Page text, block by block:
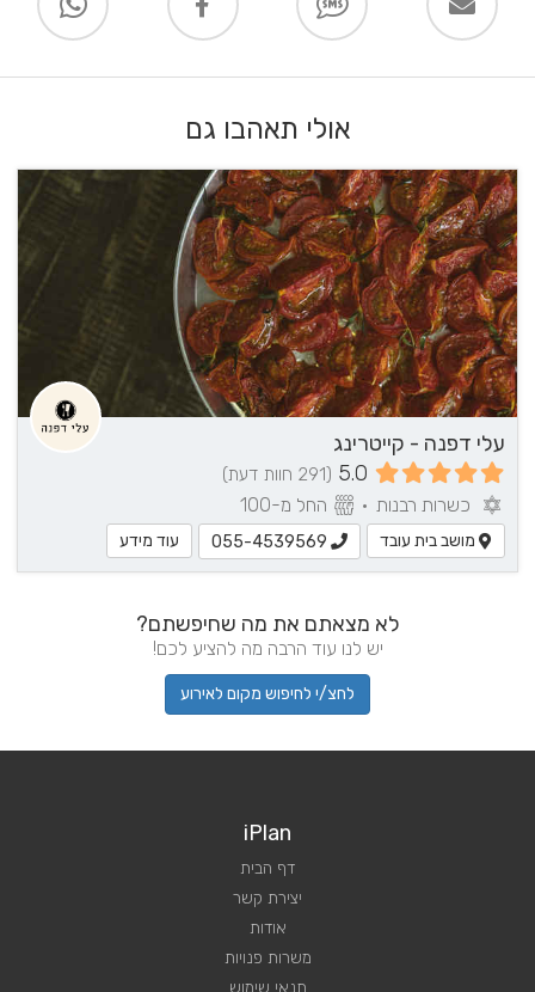
אולי תאהבו גם
עלי דפנה - קייטרינג
5.0 (291 חוות דעת)
כשרות רבנות • החל מ-100
מושב בית עובד 055-4539569 עוד מידע
לא מצאתם את מה שחיפשתם?
יש לנו עוד הרבה מה להציע לכם!
לחצ/י לחיפוש מקום לאירוע
iPlan
דף הבית
יצירת קשר
אודות
משרות פנויות
תנאי שימוש